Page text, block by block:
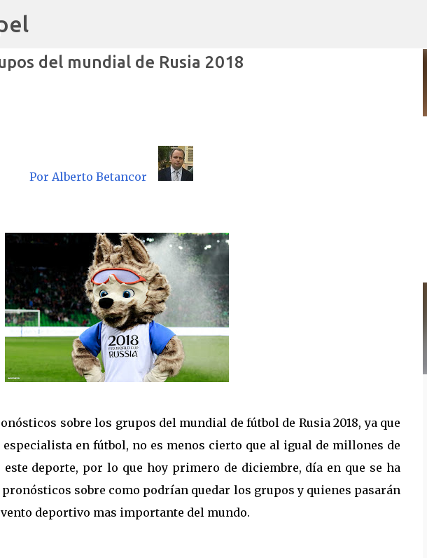
POBREZA POR ARTURO MOLINA
POLÍTICAS PÚBLICAS Y POBREZA
del mundial de Rusia 2018
Por Alberto Betancor
sobre los grupos del mundial de fútbol de Rusia 2018, ya que
en fútbol, no es menos cierto que al igual de millones de
este deporte, por lo que hoy primero de diciembre, día en que se ha
sobre como podrían quedar los grupos y quienes pasarán
deportivo mas importante del mundo.